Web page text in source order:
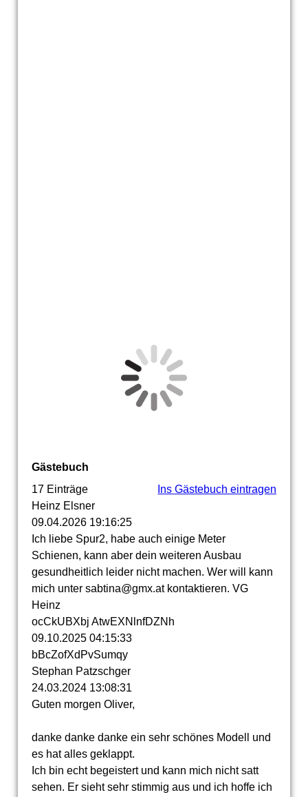
Gästebuch
17 Einträge
Ins Gästebuch eintragen
Heinz Elsner
09.04.2026 19:16:25
Ich liebe Spur2, habe auch einige Meter
Schienen, kann aber dein weiteren Ausbau
gesundheitlich leider nicht machen. Wer will kann
mich unter sabtina@gmx.at kontaktieren. VG
Heinz
ocCkUBXbj AtwEXNlnfDZNh
09.10.2025 04:15:33
bBcZofXdPvSumqy
Stephan Patzschger
24.03.2024 13:08:31
Guten morgen Oliver,
danke danke danke ein sehr schönes Modell und
es hat alles geklappt.
Ich bin echt begeistert und kann mich nicht satt
sehen. Er sieht sehr stimmig aus und ich hoffe ich